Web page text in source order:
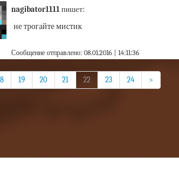
nagibator1111пишет:
не трогайте мистик
Сообщение отправлено: 08.01.2016 | 14:11:36
19 20 21 22 23 24 >